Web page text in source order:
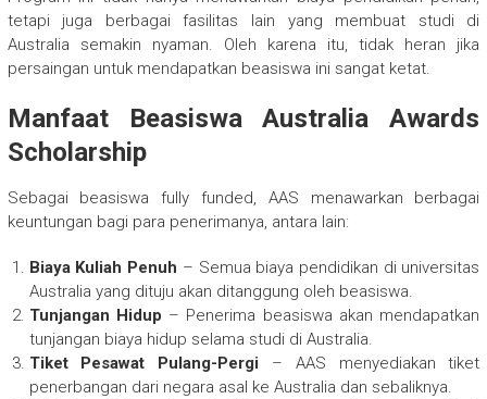
tetapi juga berbagai fasilitas lain yang membuat studi di
Australia semakin nyaman. Oleh karena itu, tidak heran jika
persaingan untuk mendapatkan beasiswa ini sangat ketat.
Manfaat Beasiswa Australia Awards
Scholarship
Sebagai beasiswa fully funded, AAS menawarkan berbagai
keuntungan bagi para penerimanya, antara lain:
Biaya Kuliah Penuh – Semua biaya pendidikan di universitas
Australia yang dituju akan ditanggung oleh beasiswa.
Tunjangan Hidup – Penerima beasiswa akan mendapatkan
tunjangan biaya hidup selama studi di Australia.
Tiket Pesawat Pulang-Pergi – AAS menyediakan tiket
penerbangan dari negara asal ke Australia dan sebaliknya.